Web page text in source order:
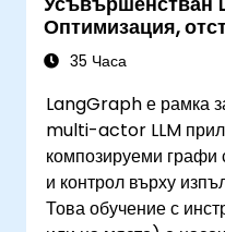
Оптимизация,
мониторинг на
35 Часа
LangGraph е рамка
multi-actor LLM
композируеми графи
и контрол върху
Това обучение с